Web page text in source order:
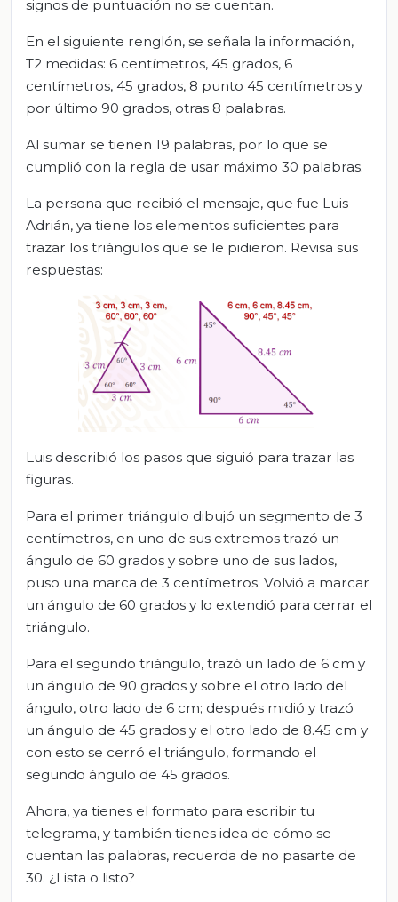
signos de puntuación no se cuentan.
En el siguiente renglón, se señala la información,
T2 medidas: 6 centímetros, 45 grados, 6
centímetros, 45 grados, 8 punto 45 centímetros y
por último 90 grados, otras 8 palabras.
Al sumar se tienen 19 palabras, por lo que se
cumplió con la regla de usar máximo 30 palabras.
La persona que recibió el mensaje, que fue Luis
Adrián, ya tiene los elementos suficientes para
trazar los triángulos que se le pidieron. Revisa sus
respuestas:
Luis describió los pasos que siguió para trazar las
figuras.
Para el primer triángulo dibujó un segmento de 3
centímetros, en uno de sus extremos trazó un
ángulo de 60 grados y sobre uno de sus lados,
puso una marca de 3 centímetros. Volvió a marcar
un ángulo de 60 grados y lo extendió para cerrar el
triángulo.
Para el segundo triángulo, trazó un lado de 6 cm y
un ángulo de 90 grados y sobre el otro lado del
ángulo, otro lado de 6 cm; después midió y trazó
un ángulo de 45 grados y el otro lado de 8.45 cm y
con esto se cerró el triángulo, formando el
segundo ángulo de 45 grados.
Ahora, ya tienes el formato para escribir tu
telegrama, y también tienes idea de cómo se
cuentan las palabras, recuerda de no pasarte de
30. ¿Lista o listo?